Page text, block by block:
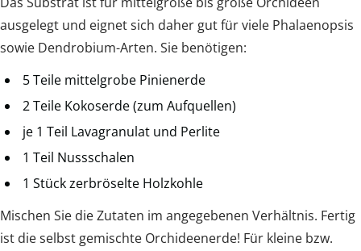
ausgelegt und eignet sich daher gut für viele Phalaenopsis
sowie Dendrobium-Arten. Sie benötigen:
5 Teile mittelgrobe Pinienerde
2 Teile Kokoserde (zum Aufquellen)
je 1 Teil Lavagranulat und Perlite
1 Teil Nussschalen
1 Stück zerbröselte Holzkohle
Mischen Sie die Zutaten im angegebenen Verhältnis. Fertig
ist die selbst gemischte Orchideenerde! Für kleine bzw.